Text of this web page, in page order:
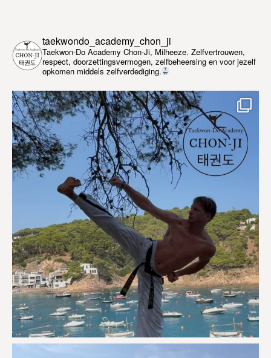
taekwondo_academy_chon_ji
Taekwon-Do Academy Chon-Ji, Milheeze. Zelfvertrouwen,
respect, doorzettingsvermogen, zelfbeheersing en voor jezelf
opkomen middels zelfverdediging.